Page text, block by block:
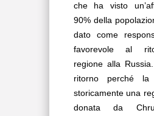
che ha visto
90% della
dato come
favorevole al
regione alla
ritorno perché
storicamente una
donata da